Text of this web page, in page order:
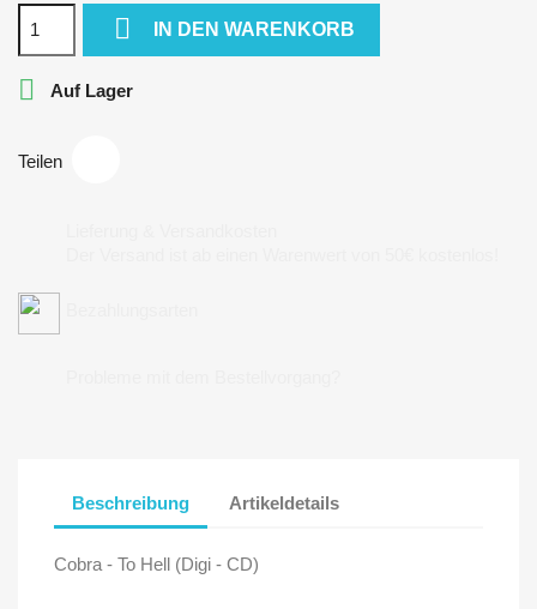
 IN DEN WARENKORB
 Auf Lager
Teilen
Beschreibung Artikeldetails
Cobra - To Hell (Digi - CD)